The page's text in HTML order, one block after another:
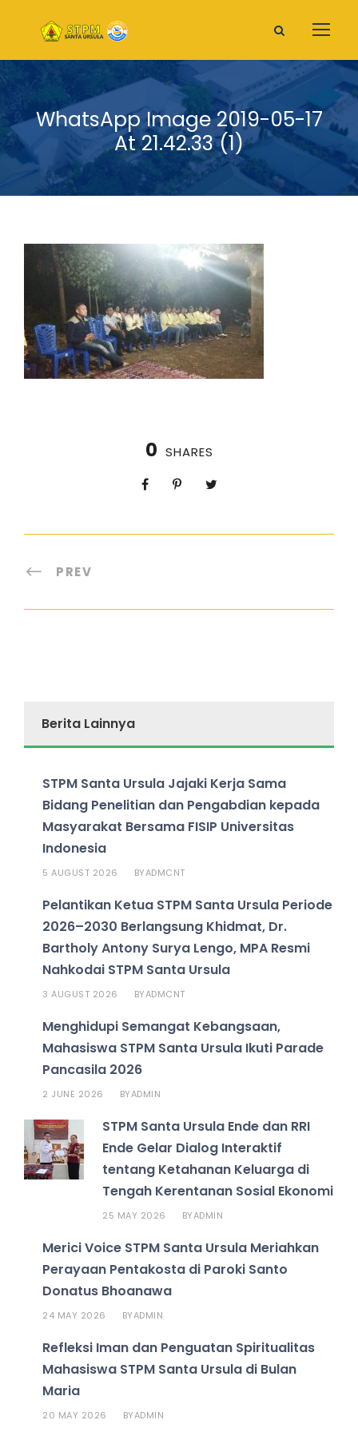
WhatsApp Image 2019-05-17
At 21.42.33 (1)
0 SHARES
PREV
Berita Lainnya
STPM Santa Ursula Jajaki Kerja Sama
Bidang Penelitian dan Pengabdian kepada
Masyarakat Bersama FISIP Universitas
Indonesia
5 AUGUST 2026 BYADMCNT
Pelantikan Ketua STPM Santa Ursula Periode
2026–2030 Berlangsung Khidmat, Dr.
Bartholy Antony Surya Lengo, MPA Resmi
Nahkodai STPM Santa Ursula
3 AUGUST 2026 BYADMCNT
Menghidupi Semangat Kebangsaan,
Mahasiswa STPM Santa Ursula Ikuti Parade
Pancasila 2026
2 JUNE 2026 BYADMIN
STPM Santa Ursula Ende dan RRI
Ende Gelar Dialog Interaktif
tentang Ketahanan Keluarga di
Tengah Kerentanan Sosial Ekonomi
25 MAY 2026 BYADMIN
Merici Voice STPM Santa Ursula Meriahkan
Perayaan Pentakosta di Paroki Santo
Donatus Bhoanawa
24 MAY 2026 BYADMIN
Refleksi Iman dan Penguatan Spiritualitas
Mahasiswa STPM Santa Ursula di Bulan
Maria
20 MAY 2026 BYADMIN